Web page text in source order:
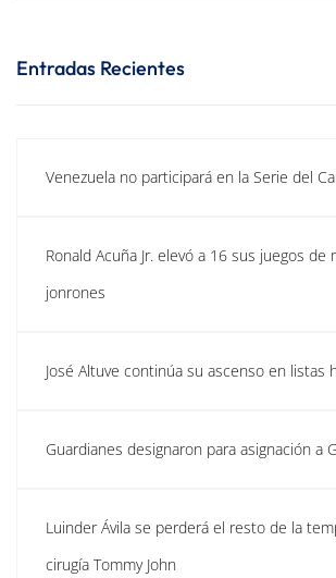
Entradas Recientes
Venezuela no participará en la Serie del
Ronald Acuña Jr. elevó a 16 sus juegos de
jonrones
José Altuve continúa su ascenso en listas
Guardianes designaron para asignación a
Luinder Ávila se perderá el resto de la
cirugía Tommy John